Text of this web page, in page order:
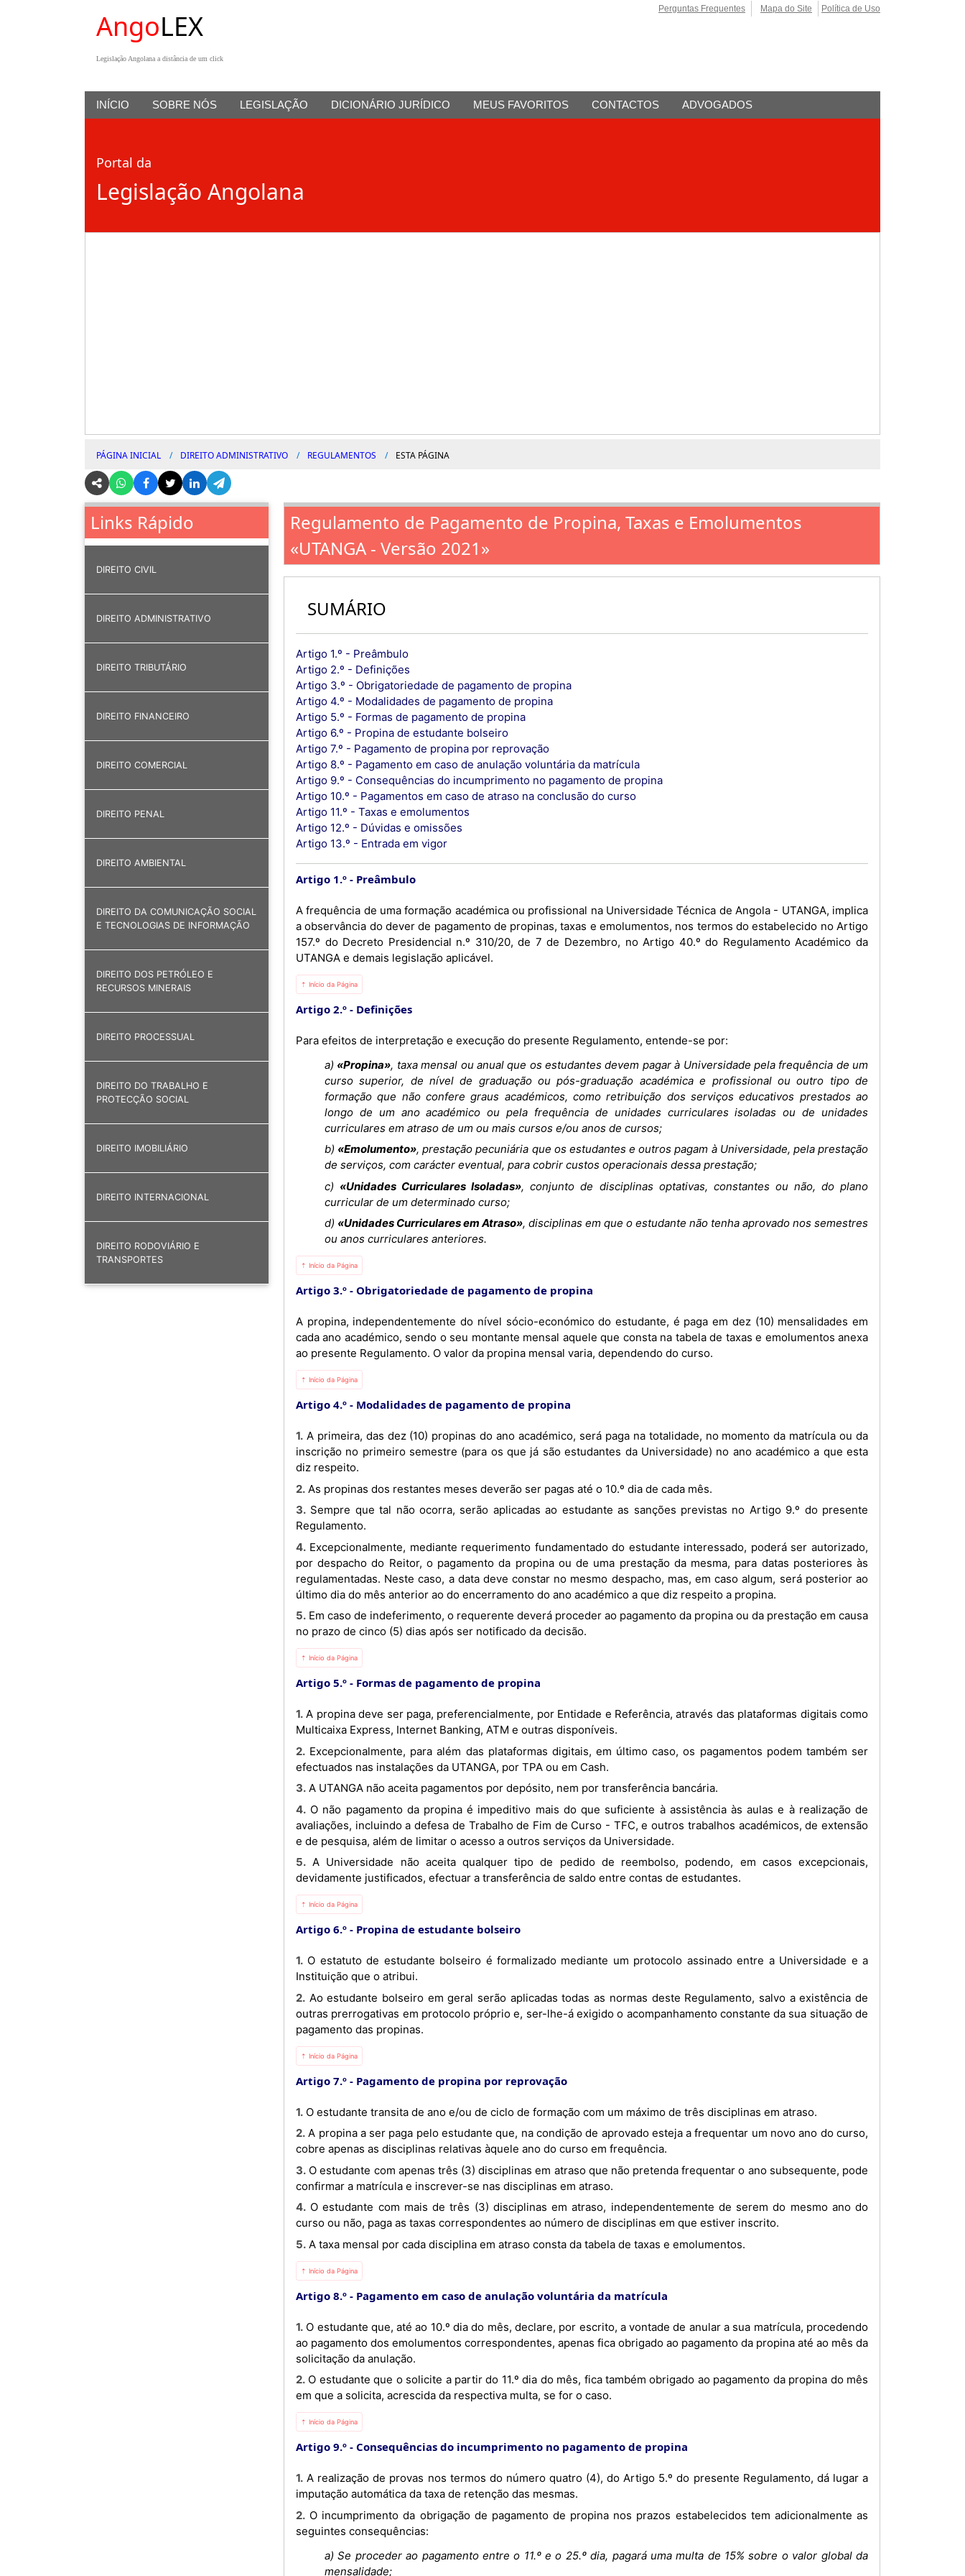
AngoLEX
Legislação Angolana a distância de um click
Perguntas Frequentes Mapa do Site Política de Uso
INÍCIO SOBRE NÓS LEGISLAÇÃO DICIONÁRIO JURÍDICO MEUS FAVORITOS CONTACTOS ADVOGADOS
Portal da
Legislação Angolana
PÁGINA INICIAL DIREITO ADMINISTRATIVO REGULAMENTOS ESTA PÁGINA
Links Rápido
DIREITO CIVIL
DIREITO ADMINISTRATIVO
DIREITO TRIBUTÁRIO
DIREITO FINANCEIRO
DIREITO COMERCIAL
DIREITO PENAL
DIREITO AMBIENTAL
DIREITO DA COMUNICAÇÃO SOCIAL
E TECNOLOGIAS DE INFORMAÇÃO
DIREITO DOS PETRÓLEO E
RECURSOS MINERAIS
DIREITO PROCESSUAL
DIREITO DO TRABALHO E
PROTECÇÃO SOCIAL
DIREITO IMOBILIÁRIO
DIREITO INTERNACIONAL
DIREITO RODOVIÁRIO E
TRANSPORTES
Regulamento de Pagamento de Propina, Taxas e Emolumentos
«UTANGA - Versão 2021»
SUMÁRIO
Artigo 1.º - Preâmbulo
Artigo 2.º - Definições
Artigo 3.º - Obrigatoriedade de pagamento de propina
Artigo 4.º - Modalidades de pagamento de propina
Artigo 5.º - Formas de pagamento de propina
Artigo 6.º - Propina de estudante bolseiro
Artigo 7.º - Pagamento de propina por reprovação
Artigo 8.º - Pagamento em caso de anulação voluntária da matrícula
Artigo 9.º - Consequências do incumprimento no pagamento de propina
Artigo 10.º - Pagamentos em caso de atraso na conclusão do curso
Artigo 11.º - Taxas e emolumentos
Artigo 12.º - Dúvidas e omissões
Artigo 13.º - Entrada em vigor
Artigo 1.º Preâmbulo
A frequência de uma formação académica ou profissional na Universidade Técnica de Angola - UTANGA, implica
a observância do dever de pagamento de propinas, taxas e emolumentos, nos termos do estabelecido no Artigo
157.º do Decreto Presidencial n.º 310/20, de 7 de Dezembro, no Artigo 40.º do Regulamento Académico da
UTANGA e demais legislação aplicável.
⇡ Início da Página
Artigo 2.º Definições
Para efeitos de interpretação e execução do presente Regulamento, entende-se por:
a) «Propina», taxa mensal ou anual que os estudantes devem pagar à Universidade pela frequência de um
curso superior, de nível de graduação ou pós-graduação académica e profissional ou outro tipo de
formação que não confere graus académicos, como retribuição dos serviços educativos prestados ao
longo de um ano académico ou pela frequência de unidades curriculares isoladas ou de unidades
curriculares em atraso de um ou mais cursos e/ou anos de cursos;
b) «Emolumento», prestação pecuniária que os estudantes e outros pagam à Universidade, pela prestação
de serviços, com carácter eventual, para cobrir custos operacionais dessa prestação;
c) «Unidades Curriculares Isoladas», conjunto de disciplinas optativas, constantes ou não, do plano
curricular de um determinado curso;
d) «Unidades Curriculares em Atraso», disciplinas em que o estudante não tenha aprovado nos semestres
ou anos curriculares anteriores.
⇡ Início da Página
Artigo 3.º Obrigatoriedade de pagamento de propina
A propina, independentemente do nível sócio-económico do estudante, é paga em dez (10) mensalidades em
cada ano académico, sendo o seu montante mensal aquele que consta na tabela de taxas e emolumentos anexa
ao presente Regulamento. O valor da propina mensal varia, dependendo do curso.
⇡ Início da Página
Artigo 4.º Modalidades de pagamento de propina
1. A primeira, das dez (10) propinas do ano académico, será paga na totalidade, no momento da matrícula ou da
inscrição no primeiro semestre (para os que já são estudantes da Universidade) no ano académico a que esta
diz respeito.
2. As propinas dos restantes meses deverão ser pagas até o 10.º dia de cada mês.
3. Sempre que tal não ocorra, serão aplicadas ao estudante as sanções previstas no Artigo 9.º do presente
Regulamento.
4. Excepcionalmente, mediante requerimento fundamentado do estudante interessado, poderá ser autorizado,
por despacho do Reitor, o pagamento da propina ou de uma prestação da mesma, para datas posteriores às
regulamentadas. Neste caso, a data deve constar no mesmo despacho, mas, em caso algum, será posterior ao
último dia do mês anterior ao do encerramento do ano académico a que diz respeito a propina.
5. Em caso de indeferimento, o requerente deverá proceder ao pagamento da propina ou da prestação em causa
no prazo de cinco (5) dias após ser notificado da decisão.
⇡ Início da Página
Artigo 5.º Formas de pagamento de propina
1. A propina deve ser paga, preferencialmente, por Entidade e Referência, através das plataformas digitais como
Multicaixa Express, Internet Banking, ATM e outras disponíveis.
2. Excepcionalmente, para além das plataformas digitais, em último caso, os pagamentos podem também ser
efectuados nas instalações da UTANGA, por TPA ou em Cash.
3. A UTANGA não aceita pagamentos por depósito, nem por transferência bancária.
4. O não pagamento da propina é impeditivo mais do que suficiente à assistência às aulas e à realização de
avaliações, incluindo a defesa de Trabalho de Fim de Curso - TFC, e outros trabalhos académicos, de extensão
e de pesquisa, além de limitar o acesso a outros serviços da Universidade.
5. A Universidade não aceita qualquer tipo de pedido de reembolso, podendo, em casos excepcionais,
devidamente justificados, efectuar a transferência de saldo entre contas de estudantes.
⇡ Início da Página
Artigo 6.º Propina de estudante bolseiro
1. O estatuto de estudante bolseiro é formalizado mediante um protocolo assinado entre a Universidade e a
Instituição que o atribui.
2. Ao estudante bolseiro em geral serão aplicadas todas as normas deste Regulamento, salvo a existência de
outras prerrogativas em protocolo próprio e, ser-lhe-á exigido o acompanhamento constante da sua situação de
pagamento das propinas.
⇡ Início da Página
Artigo 7.º Pagamento de propina por reprovação
1. O estudante transita de ano e/ou de ciclo de formação com um máximo de três disciplinas em atraso.
2. A propina a ser paga pelo estudante que, na condição de aprovado esteja a frequentar um novo ano do curso,
cobre apenas as disciplinas relativas àquele ano do curso em frequência.
3. O estudante com apenas três (3) disciplinas em atraso que não pretenda frequentar o ano subsequente, pode
confirmar a matrícula e inscrever-se nas disciplinas em atraso.
4. O estudante com mais de três (3) disciplinas em atraso, independentemente de serem do mesmo ano do
curso ou não, paga as taxas correspondentes ao número de disciplinas em que estiver inscrito.
5. A taxa mensal por cada disciplina em atraso consta da tabela de taxas e emolumentos.
⇡ Início da Página
Artigo 8.º Pagamento em caso de anulação voluntária da matrícula
1. O estudante que, até ao 10.º dia do mês, declare, por escrito, a vontade de anular a sua matrícula, procedendo
ao pagamento dos emolumentos correspondentes, apenas fica obrigado ao pagamento da propina até ao mês da
solicitação da anulação.
2. O estudante que o solicite a partir do 11.º dia do mês, fica também obrigado ao pagamento da propina do mês
em que a solicita, acrescida da respectiva multa, se for o caso.
⇡ Início da Página
Artigo 9.º Consequências do incumprimento no pagamento de propina
1. A realização de provas nos termos do número quatro (4), do Artigo 5.º do presente Regulamento, dá lugar a
imputação automática da taxa de retenção das mesmas.
2. O incumprimento da obrigação de pagamento de propina nos prazos estabelecidos tem adicionalmente as
seguintes consequências:
a) Se proceder ao pagamento entre o 11.º e o 25.º dia, pagará uma multa de 15% sobre o valor global da
mensalidade;